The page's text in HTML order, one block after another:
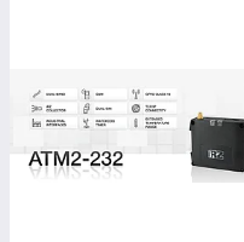
Однако
микроклимата
качественного